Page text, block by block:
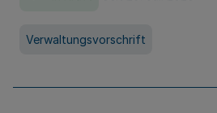
Verwaltungsvorschrift